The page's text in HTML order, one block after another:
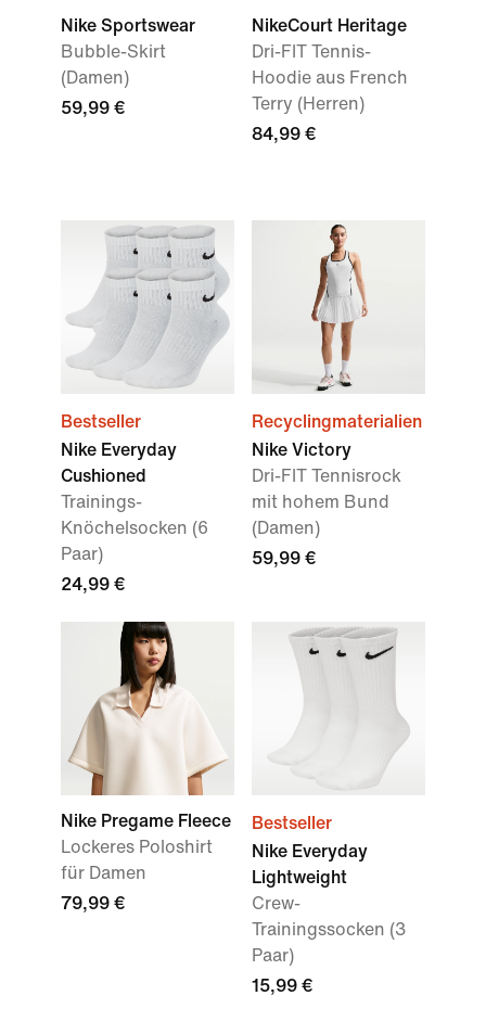
Nike Sportswear
Bubble-Skirt
(Damen)
59,99 €
NikeCourt Heritage
Dri-FIT Tennis-
Hoodie aus French
Terry (Herren)
84,99 €
Bestseller
Nike Everyday
Cushioned
Trainings-
Knöchelsocken (6
Paar)
24,99 €
Recyclingmaterialien
Nike Victory
Dri-FIT Tennisrock
mit hohem Bund
(Damen)
59,99 €
Nike Pregame Fleece
Lockeres Poloshirt
für Damen
79,99 €
Bestseller
Nike Everyday
Lightweight
Crew-
Trainingssocken (3
Paar)
15,99 €